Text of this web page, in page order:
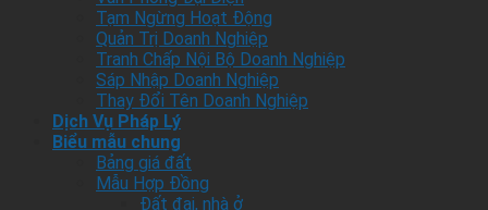
Tạm Ngừng Hoạt Động
Quản Trị Doanh Nghiệp
Tranh Chấp Nội Bộ Doanh Nghiệp
Sáp Nhập Doanh Nghiệp
Thay Đổi Tên Doanh Nghiệp
Dịch Vụ Pháp Lý
Biểu mẫu chung
Bảng giá đất
Mẫu Hợp Đồng
Đất đai, nhà ở